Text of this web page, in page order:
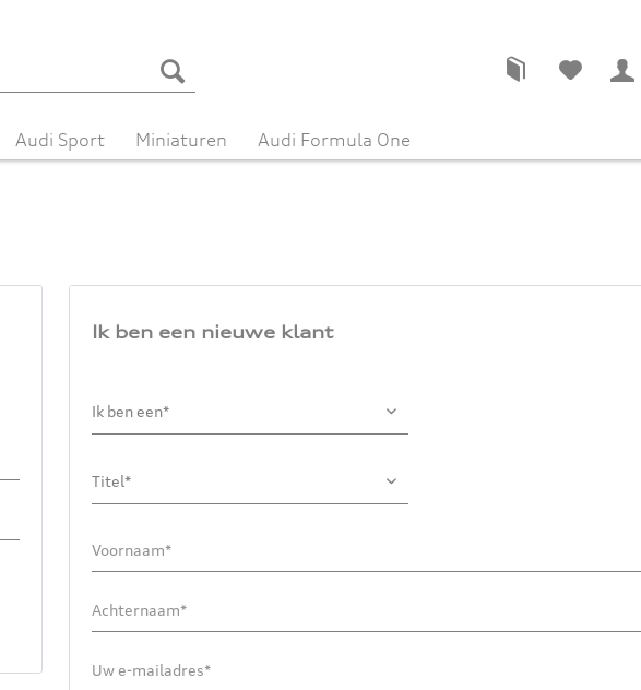
Audi Sport Miniaturen Audi Formula One
Ik ben een nieuwe klant